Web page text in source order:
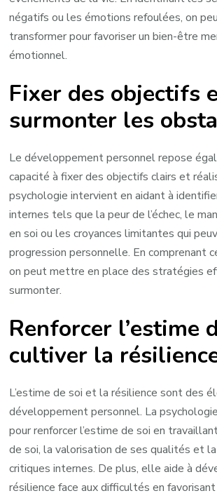
négatifs ou les émotions refoulées, on
transformer pour favoriser un bien-être
émotionnel.
Fixer des objectifs
surmonter les
Le développement personnel repose
capacité à fixer des objectifs clairs et
psychologie intervient en aidant à
internes tels que la peur de l’échec, le
en soi ou les croyances limitantes qui
progression personnelle. En comprenant
on peut mettre en place des stratégies
surmonter.
Renforcer l’estime
cultiver la
L’estime de soi et la résilience sont des
développement personnel. La
pour renforcer l’estime de soi en
de soi, la valorisation de ses qualités et
critiques internes. De plus, elle aide à
résilience face aux difficultés en